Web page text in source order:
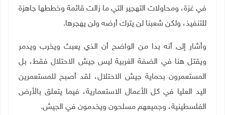
في غزة، ومحاولات التهجير التي ما زالت قائمة وخططها جاهزة
للتنفيذ، ولكن شعبنا لن يترك أرضه ولن يهجرها.
وأشار إلى أنه بدا من الواضح أن الذي يعبث ويخرب ويدمر
ويقتل هنا في الضفة الغربية ليس جيش الاحتلال فقط، بل
المستعمرون بحماية جيش الاحتلال، لقد أصبح للمستعمرين
اليد العليا في كل الأعمال الاستعمارية، فيما يتعلق بالأرض
الفلسطينية، وجميعهم مسلحون ويخدمون في الجيش.